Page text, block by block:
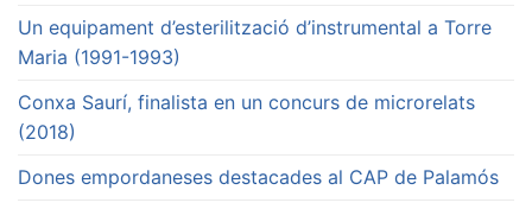
Un equipament d’esterilització d’instrumental a Torre
Maria (1991-1993)
Conxa Saurí, finalista en un concurs de microrelats
(2018)
Dones empordaneses destacades al CAP de Palamós